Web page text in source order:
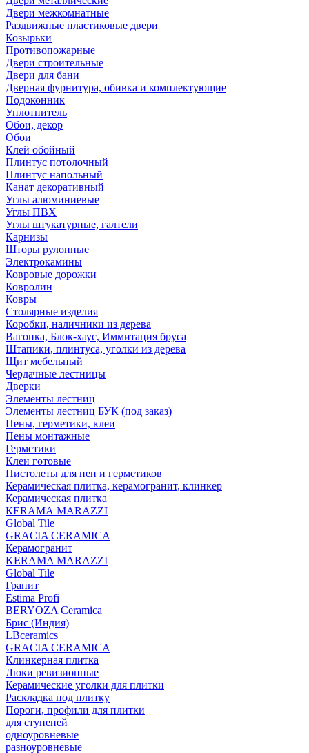
Двери межкомнатные
Раздвижные пластиковые двери
Козырьки
Противопожарные
Двери строительные
Двери для бани
Дверная фурнитура, обивка и комплектующие
Подоконник
Уплотнитель
Обои, декор
Обои
Клей обойный
Плинтус потолочный
Плинтус напольный
Канат декоративный
Углы алюминиевые
Углы ПВХ
Углы штукатурные, галтели
Карнизы
Шторы рулонные
Электрокамины
Ковровые дорожки
Ковролин
Ковры
Столярные изделия
Коробки, наличники из дерева
Вагонка, Блок-хаус, Иммитация бруса
Штапики, плинтуса, уголки из дерева
Щит мебельный
Чердачные лестницы
Дверки
Элементы лестниц
Элементы лестниц БУК (под заказ)
Пены, герметики, клеи
Пены монтажные
Герметики
Клеи готовые
Пистолеты для пен и герметиков
Керамическая плитка, керамогранит, клинкер
Керамическая плитка
КЕRАМА MARAZZI
Global Tile
GRACIA CERAMICA
Керамогранит
KERAMA MARAZZI
Global Tile
Гранит
Estima Profi
BERYOZA Ceramica
Брис (Индия)
LBceramics
GRACIA CERAMICA
Клинкерная плитка
Люки ревизионные
Керамические уголки для плитки
Раскладка под плитку
Пороги, профили для плитки
для ступеней
одноуровневые
разноуровневые